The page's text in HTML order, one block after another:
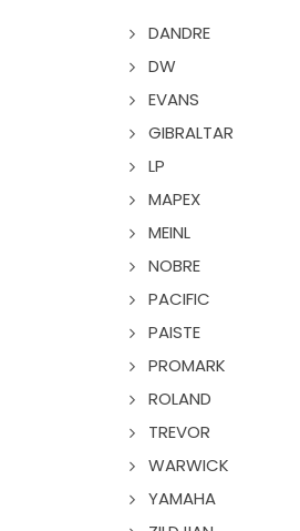
DANDRE
DW
EVANS
GIBRALTAR
LP
MAPEX
MEINL
NOBRE
PACIFIC
PAISTE
PROMARK
ROLAND
TREVOR
WARWICK
YAMAHA